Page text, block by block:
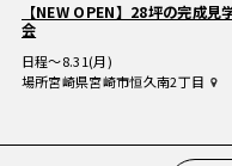
【NEW OPEN】28坪の完成見
会
日程〜8.31(月)
場所宮崎県宮崎市恒久南2丁目